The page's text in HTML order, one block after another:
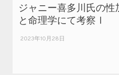
ジャニー喜多川氏の
と命理学にて考察Ⅰ
2023年10月28日